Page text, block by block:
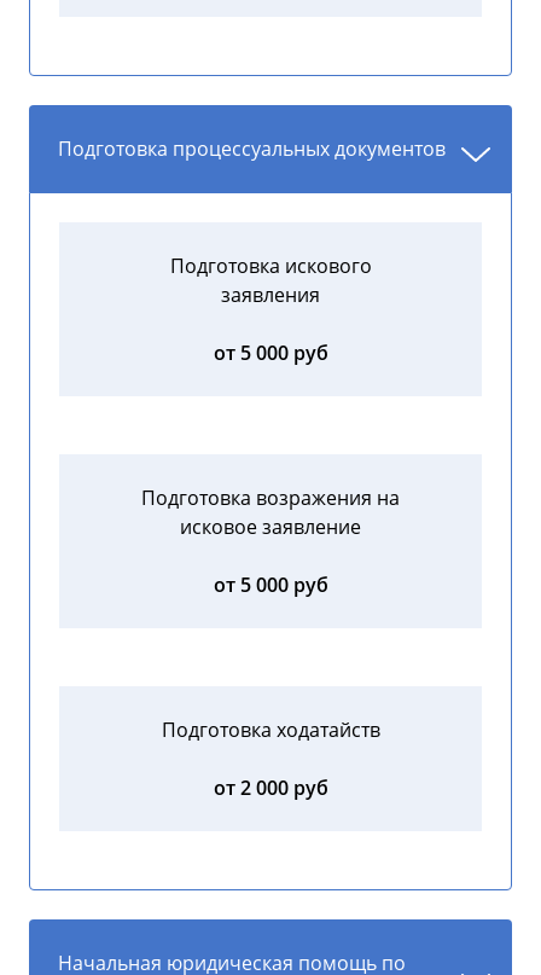
Подготовка процессуальных документов
Подготовка искового
заявления
от 5 000 руб
Подготовка возражения на
исковое заявление
от 5 000 руб
Подготовка ходатайств
от 2 000 руб
Начальная юридическая помощь по